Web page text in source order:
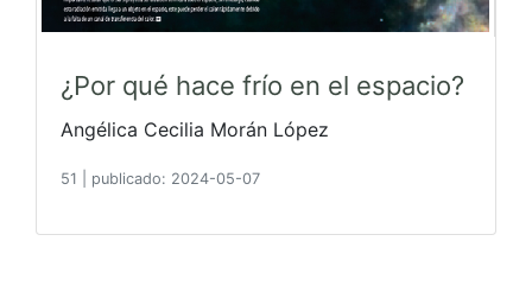
¿Por qué hace frío en el espacio?
Angélica Cecilia Morán López
51 publicado: 2024-05-07